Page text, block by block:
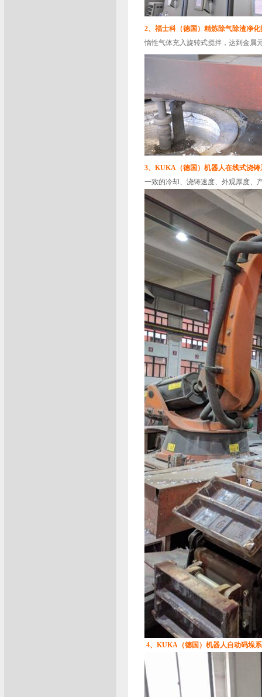
2、福士科（德国）精炼除气除渣净化
惰性气体充入旋转式搅拌，达到金属
3、KUKA（德国）机器人在线式浇铸
一致的冷却、浇铸速度、外观厚度、
4、KUKA（德国）机器人自动码垛